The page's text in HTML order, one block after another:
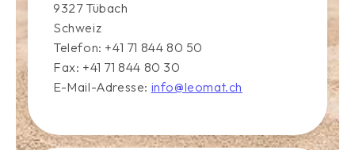
9327 Tübach
Schweiz
Telefon: +41 71 844 80 50
Fax: +41 71 844 80 30
E-Mail-Adresse: info@leomat.ch